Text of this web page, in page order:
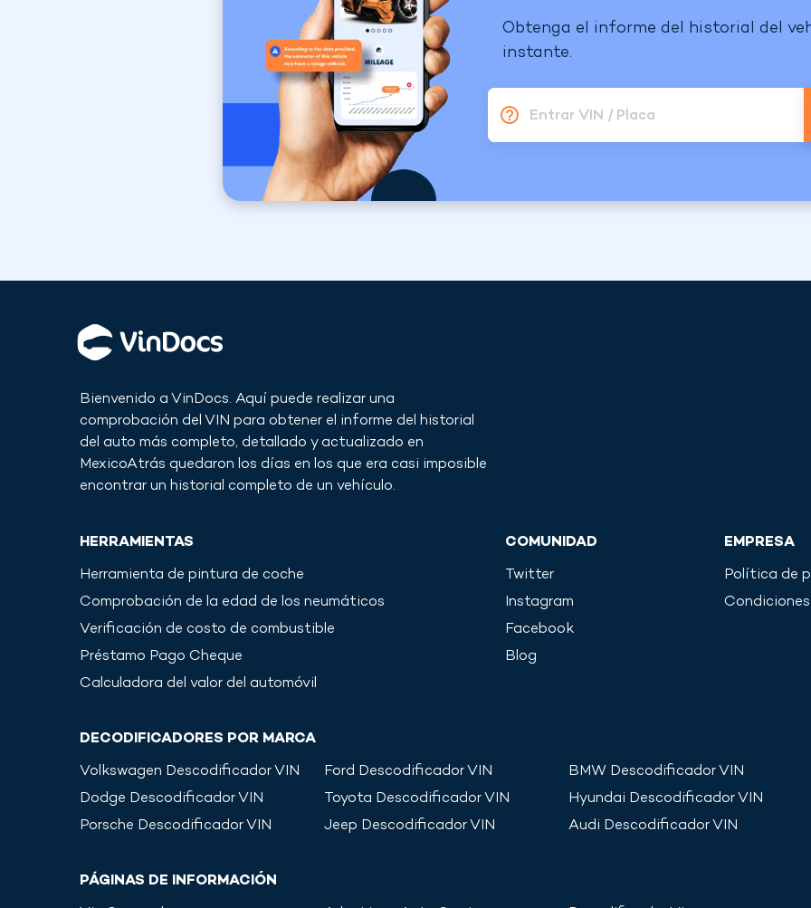
Obtenga el informe del historial del
instante.
Entrar VIN / Placa
Bienvenido a VinDocs. Aquí puede realizar una
comprobación del VIN para obtener el informe del historial
del auto más completo, detallado y actualizado en
MexicoAtrás quedaron los días en los que era casi imposible
encontrar un historial completo de un vehículo.
HERRAMIENTAS
Herramienta de pintura de coche
Comprobación de la edad de los neumáticos
Verificación de costo de combustible
Préstamo Pago Cheque
Calculadora del valor del automóvil
COMUNIDAD
Twitter
Instagram
Facebook
Blog
EMPRESA
Política de
DECODIFICADORES POR MARCA
Volkswagen Descodificador VIN Ford Descodificador VIN BMW Descodificador VIN
Dodge Descodificador VIN Toyota Descodificador VIN Hyundai Descodificador VIN
Porsche Descodificador VIN Jeep Descodificador VIN Audi Descodificador VIN
PÁGINAS DE INFORMACIÓN